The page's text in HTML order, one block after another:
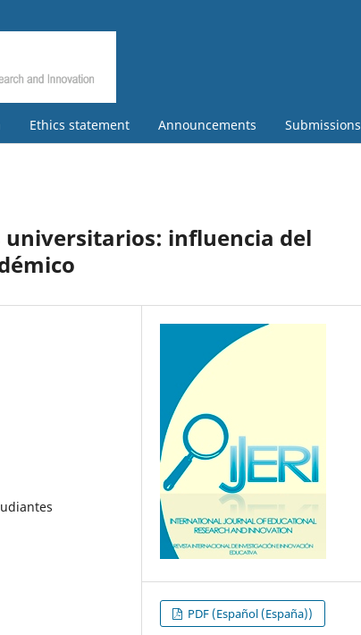
Ethics statement Announcements Submissions
universitarios: influencia del
PDF (Español (España))